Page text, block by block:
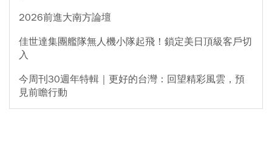
2026前進大南方論壇
佳世達集團艦隊無人機小隊起飛！鎖定美日頂級客戶切
入
今周刊30週年特輯｜更好的台灣：回望精彩風雲，預
見前瞻行動